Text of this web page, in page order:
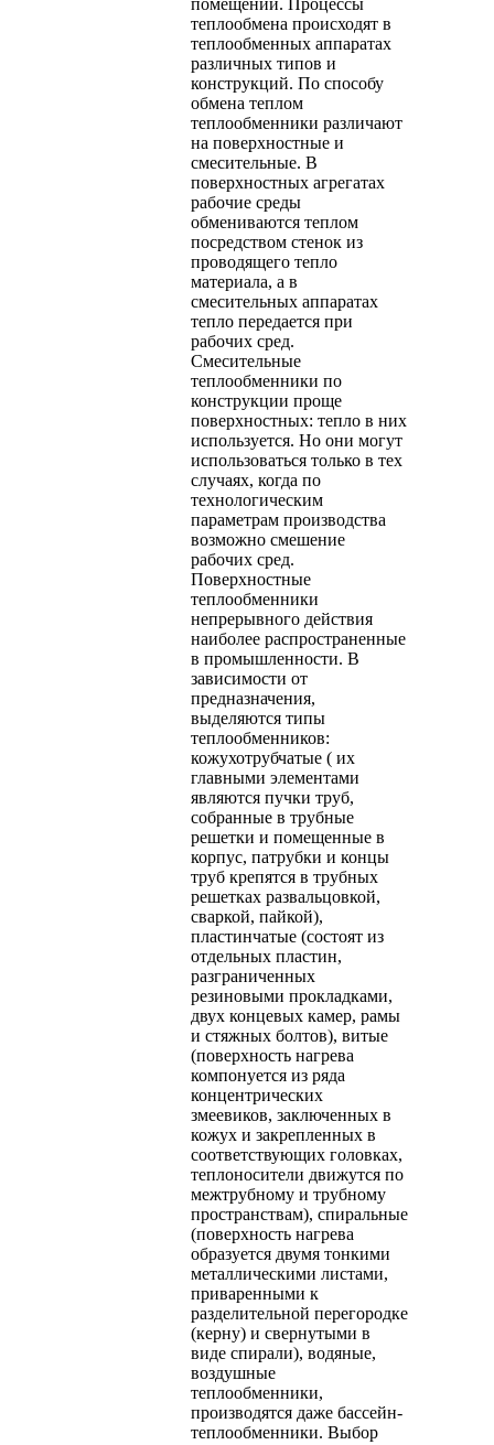
теплообмена происходят в
теплообменных аппаратах
различных типов и
конструкций. По способу
обмена теплом
теплообменники различают
на поверхностные и
смесительные. В
поверхностных агрегатах
рабочие среды
обмениваются теплом
посредством стенок из
проводящего тепло
материала, а в
смесительных аппаратах
тепло передается при
рабочих сред.
Смесительные
теплообменники по
конструкции проще
поверхностных: тепло в них
используется. Но они могут
использоваться только в тех
случаях, когда по
технологическим
параметрам производства
возможно смешение
рабочих сред.
Поверхностные
теплообменники
непрерывного действия
наиболее распространенные
в промышленности. В
зависимости от
предназначения,
выделяются типы
теплообменников:
кожухотрубчатые ( их
главными элементами
являются пучки труб,
собранные в трубные
решетки и помещенные в
корпус, патрубки и концы
труб крепятся в трубных
решетках развальцовкой,
сваркой, пайкой),
пластинчатые (состоят из
отдельных пластин,
разграниченных
резиновыми прокладками,
двух концевых камер, рамы
и стяжных болтов), витые
(поверхность нагрева
компонуется из ряда
концентрических
змеевиков, заключенных в
кожух и закрепленных в
соответствующих головках,
теплоносители движутся по
межтрубному и трубному
пространствам), спиральные
(поверхность нагрева
образуется двумя тонкими
металлическими листами,
приваренными к
разделительной перегородке
(керну) и свернутыми в
виде спирали), водяные,
воздушные
теплообменники,
производятся даже бассейн-
теплообменники. Выбор